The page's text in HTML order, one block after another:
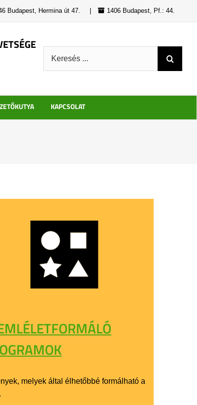
Budapest, Hermina út 47. 1406 Budapest, Pf.: 44.
KAPCSOLAT
melyek által élhetőbbé formálható a